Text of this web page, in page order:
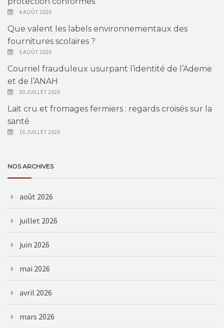
4 AOÛT 2026
Que valent les labels environnementaux des
fournitures scolaires ?
3 AOÛT 2026
Courriel frauduleux usurpant l’identité de l’Ademe
et de l’ANAH
30 JUILLET 2026
Lait cru et fromages fermiers : regards croisés sur la
santé
16 JUILLET 2026
NOS ARCHIVES
août 2026
juillet 2026
juin 2026
mai 2026
avril 2026
mars 2026